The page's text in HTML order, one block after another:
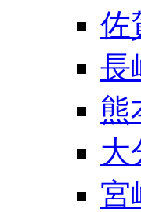
佐
長
熊
大
宮